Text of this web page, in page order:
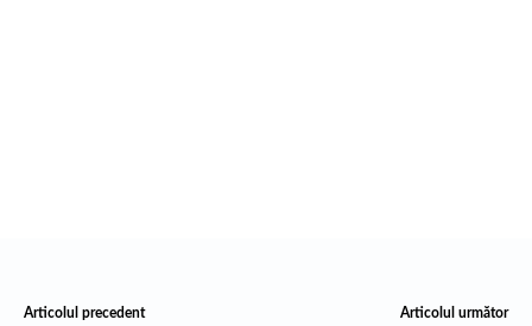
Articolul precedent Articolul următor